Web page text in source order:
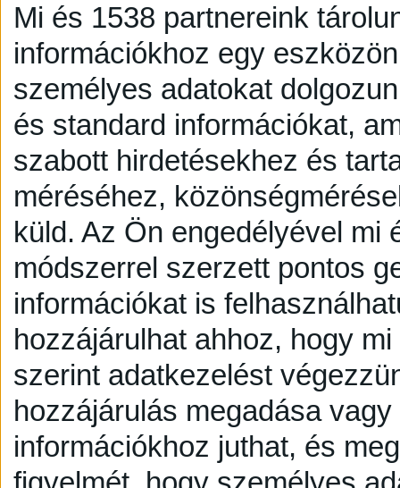
Mi és 1538 partnereink
információkhoz egy
személyes adatokat
és standard információkat,
szabott hirdetésekhez és
méréséhez,
küld. Az Ön engedélyével mi
módszerrel szerzett pontos
információkat is
hozzájárulhat ahhoz, hogy
szerint adatkezelést
hozzájárulás megadása
információkhoz juthat, és